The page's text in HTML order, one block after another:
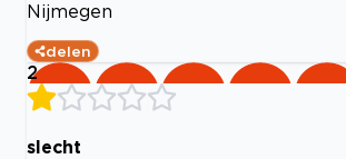
Nijmegen
delen
2
slecht